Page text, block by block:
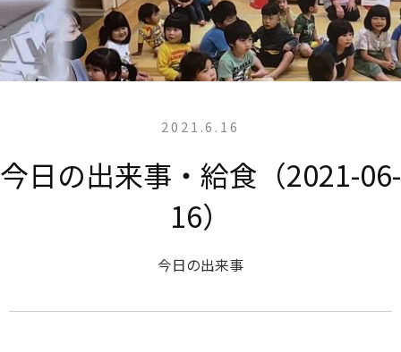
2021.6.16
今日の出来事・給食（2021-06-
16）
今日の出来事